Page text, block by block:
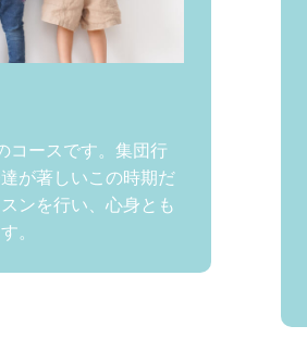
コースです。集団行
が著しいこの時期だ
ンを行い、心身とも
。